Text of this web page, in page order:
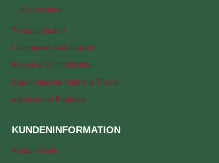
Accessoires
Therapiebedarf
Lattenroste & Matratzen
Kissen & Schlafdecken
Ergonomische Stühle & Tische
ergänzende Produkte
KUNDENINFORMATION
Kundenkonto